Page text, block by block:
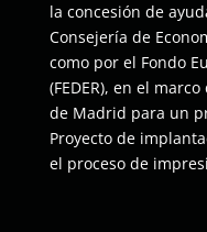
la concesión de
Consejería de
como por el Fondo
(FEDER), en el
de Madrid para un
Proyecto de
el proceso de